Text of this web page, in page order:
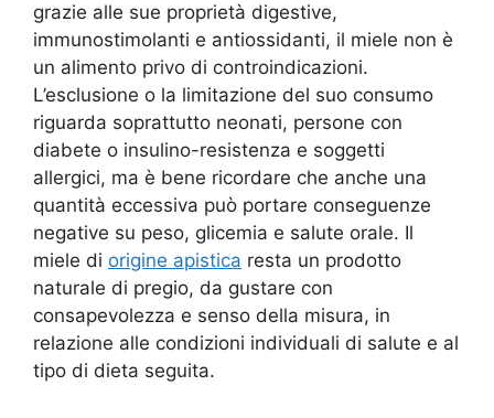
grazie alle sue proprietà digestive,
immunostimolanti e antiossidanti, il miele non è
un alimento privo di controindicazioni.
L’esclusione o la limitazione del suo consumo
riguarda soprattutto neonati, persone con
diabete o insulino-resistenza e soggetti
allergici, ma è bene ricordare che anche una
quantità eccessiva può portare conseguenze
negative su peso, glicemia e salute orale. Il
miele di origine apistica resta un prodotto
naturale di pregio, da gustare con
consapevolezza e senso della misura, in
relazione alle condizioni individuali di salute e al
tipo di dieta seguita.